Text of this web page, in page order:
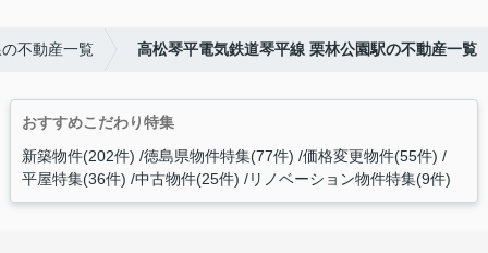
不動産一覧 高松琴平電気鉄道琴平線 栗林公園駅の不動産一覧
おすすめこだわり特集
新築物件(202件) 徳島県物件特集(77件) 価格変更物件(55件)
平屋特集(36件) 中古物件(25件) リノベーション物件特集(9件)